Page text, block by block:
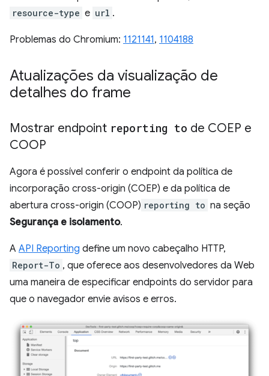
resource-type e url .
Problemas do Chromium: 1121141, 1104188
Atualizações da visualização de
detalhes do frame
Mostrar endpoint reporting to de COEP e
COOP
Agora é possível conferir o endpoint da política de
incorporação cross-origin (COEP) e da política de
abertura cross-origin (COOP) reporting to na seção
Segurança e isolamento.
A API Reporting define um novo cabeçalho HTTP,
Report-To , que oferece aos desenvolvedores da Web
uma maneira de especificar endpoints do servidor para
que o navegador envie avisos e erros.